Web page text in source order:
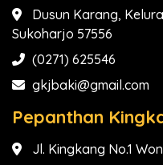
Dusun Karang,
Sukoharjo 57556
(0271) 625546
gkjbaki@gmail.com
Pepanthan
Jl. Kingkang No.1